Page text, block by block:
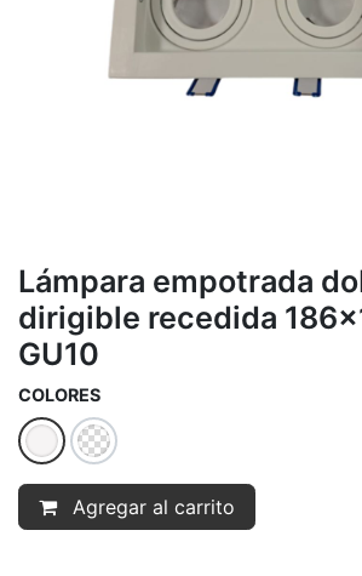
Lámpara empotrada
dirigible recedida
GU10
COLORES
Agregar al carrito